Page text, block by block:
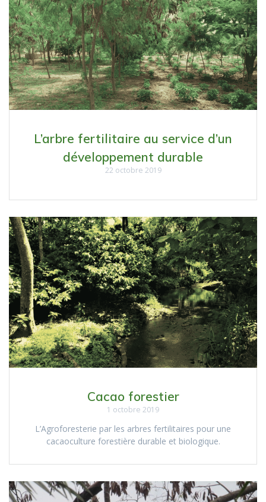
L’arbre fertilitaire au service d’un
développement durable
22 octobre 2019
Cacao forestier
1 octobre 2019
L’Agroforesterie par les arbres fertilitaires pour une
cacaoculture forestière durable et biologique.